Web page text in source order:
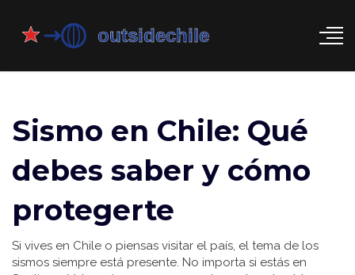
Sismo en Chile: Qué
debes saber y cómo
protegerte
Si vives en Chile o piensas visitar el país, el tema de los
sismos siempre está presente. No importa si estás en